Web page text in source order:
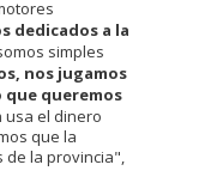
dedicados a la
simples
nos jugamos
queremos
usa el dinero
que la
de la provincia",